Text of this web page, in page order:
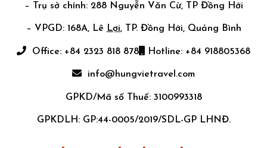
– Trụ sở chính: 288 Nguyễn Văn Cừ, TP Đồng Hới
– VPGD: 168A, Lê Lợi, TP. Đồng Hới, Quảng Bình
Office: +84 2323 818 878 Hotline: +84 918805368
info@hungvietravel.com
GPKD/Mã số Thuế: 3100993318
GPKDLH: GP:44-0005/2019/SDL-GP LHNĐ.